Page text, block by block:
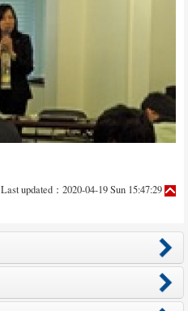
Last updated：2020-04-19 Sun 15:47:29